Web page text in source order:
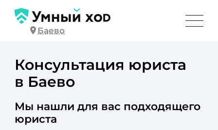
Баево
Консультация юриста
в Баево
Мы нашли для вас подходящего
юриста